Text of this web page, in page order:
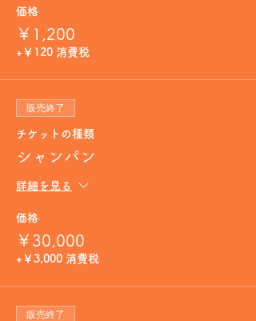
価格
￥1,200
+￥120 消費税
販売終了
チケットの種類
シャンパン
詳細を見る
価格
￥30,000
+￥3,000 消費税
販売終了